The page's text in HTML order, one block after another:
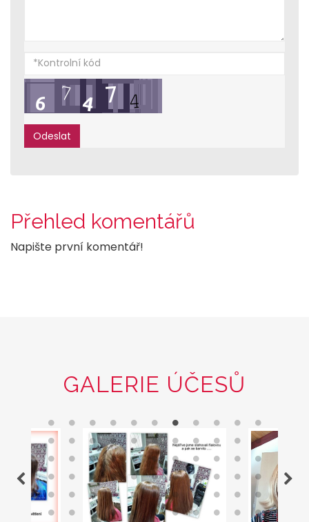
Přehled komentářů
Napište první komentář!
GALERIE ÚČESŮ